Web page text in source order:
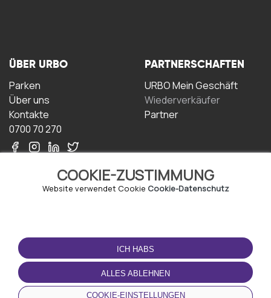
COOKIE-ZUSTIMMUNG
Website verwendet Cookie Cookie-Datenschutz
ICH HABS
ALLES ABLEHNEN
COOKIE-EINSTELLUNGEN
ÜBER URBO
Parken
Über uns
Kontakte
0700 70 270
PARTNERSCHAFTEN
URBO Mein Geschäft
Wiederverkäufer
Partner
NUTZUNGSBEDINGUNGEN
Geschäftsbedingungen
Datenschutz-
Bestimmungen
Cookie-Richtlinie
LADEN SIE DIE APP
HERUNTER